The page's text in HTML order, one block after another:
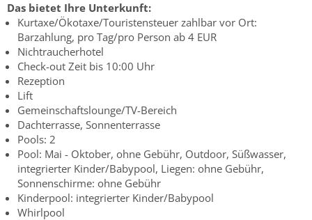
Das bietet Ihre Unterkunft:
Kurtaxe/Ökotaxe/Touristensteuer zahlbar vor Ort:
Barzahlung, pro Tag/pro Person ab 4 EUR
Nichtraucherhotel
Check-out Zeit bis 10:00 Uhr
Rezeption
Lift
Gemeinschaftslounge/TV-Bereich
Dachterrasse, Sonnenterrasse
Pools: 2
Pool: Mai - Oktober, ohne Gebühr, Outdoor, Süßwasser,
integrierter Kinder/Babypool, Liegen: ohne Gebühr,
Sonnenschirme: ohne Gebühr
Kinderpool: integrierter Kinder/Babypool
Whirlpool